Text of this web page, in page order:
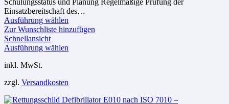
Einsatzbereitschaft des…
Ausführung wählen
Produkt
Optionen
auf
Zur Wunschliste hinzufügen
Schnellansicht
Ausführung wählen
Varianten
Die
inkl. MwSt.
zzgl. Versandkosten